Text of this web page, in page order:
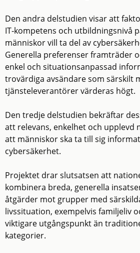
Den andra delstudien visar att
IT‑kompetens och utbildningsnivå
människor vill ta del av
Generella preferenser framträder
enkel och situationsanpassad
trovärdiga avsändare som särskilt
tjänsteleverantörer värderas högt.
Den tredje delstudien bekräftar
att relevans, enkelhet och upplevd
att människor ska ta till sig
cybersäkerhet.
Projektet drar slutsatsen att
kombinera breda, generella
åtgärder mot grupper med
livssituation, exempelvis familjeliv
viktigare utgångspunkt än
kategorier.